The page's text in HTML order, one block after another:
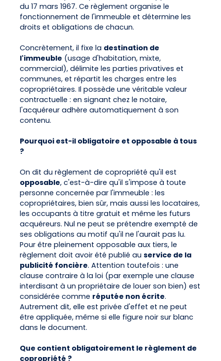
du 17 mars 1967. Ce règlement organise le
fonctionnement de l'immeuble et détermine les
droits et obligations de chacun.
Concrètement, il fixe la destination de
l'immeuble (usage d'habitation, mixte,
commercial), délimite les parties privatives et
communes, et répartit les charges entre les
copropriétaires. Il possède une véritable valeur
contractuelle : en signant chez le notaire,
l'acquéreur adhère automatiquement à son
contenu.
Pourquoi est-il obligatoire et opposable à tous
?
On dit du règlement de copropriété qu'il est
opposable, c'est-à-dire qu'il s'impose à toute
personne concernée par l'immeuble : les
copropriétaires, bien sûr, mais aussi les locataires,
les occupants à titre gratuit et même les futurs
acquéreurs. Nul ne peut se prétendre exempté de
ses obligations au motif qu'il ne l'aurait pas lu.
Pour être pleinement opposable aux tiers, le
règlement doit avoir été publié au service de la
publicité foncière. Attention toutefois : une
clause contraire à la loi (par exemple une clause
interdisant à un propriétaire de louer son bien) est
considérée comme réputée non écrite.
Autrement dit, elle est privée d'effet et ne peut
être appliquée, même si elle figure noir sur blanc
dans le document.
Que contient obligatoirement le règlement de
copropriété ?